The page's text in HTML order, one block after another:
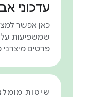
עדכוני
כאן אפשר
פרטים מיצרני
שיטות